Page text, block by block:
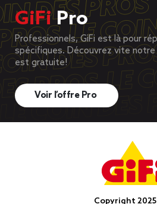
GiFiPro
Professionnels, GiFi est là pour
spécifiques. Découvrez vite notre
est gratuite!
Voir l’offre Pro
Copyright 2025